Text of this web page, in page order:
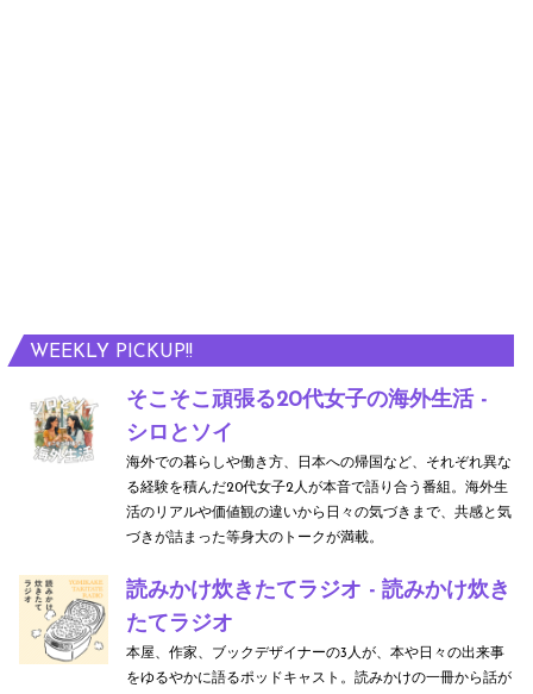
WEEKLY PICKUP!!
そこそこ頑張る20代女子の海外生活 -
シロとソイ
海外での暮らしや働き方、日本への帰国など、それぞれ異な
る経験を積んだ20代女子2人が本音で語り合う番組。海外生
活のリアルや価値観の違いから日々の気づきまで、共感と気
づきが詰まった等身大のトークが満載。
読みかけ炊きたてラジオ - 読みかけ炊き
たてラジオ
本屋、作家、ブックデザイナーの3人が、本や日々の出来事
をゆるやかに語るポッドキャスト。読みかけの一冊から話が